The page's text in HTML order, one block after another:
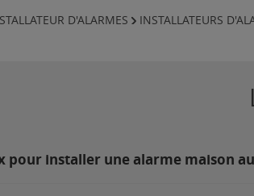
D'ALARMES INSTALLATEURS
pour installer une alarme maison